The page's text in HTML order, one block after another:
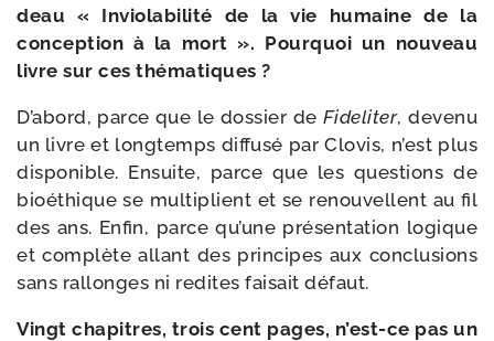
deau « Inviolabilité de la vie humaine de la
concep­tion à la mort ». Pourquoi un nou­veau
livre sur ces thématiques ?
D’abord, parce que le dos­sier de Fideliter, deve­nu
un livre et long­temps dif­fu­sé par Clovis, n’est plus
dis­po­nible. Ensuite, parce que les ques­tions de
bioé­thique se mul­ti­plient et se renou­vellent au fil
des ans. Enfin, parce qu’une pré­sen­ta­tion logique
et com­plète allant des prin­cipes aux conclu­sions
sans ral­longes ni redites fai­sait défaut.
Vingt cha­pitres, trois cent pages, n’est-ce pas un